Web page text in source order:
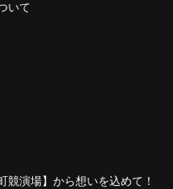
いて
競演場】から想いを込めて！